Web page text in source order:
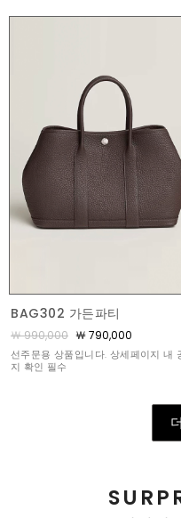
BAG302 가든파티
￦ 990,000 ￦ 790,000
선주문용 상품입니다. 상세페이지 내
지 확인 필수